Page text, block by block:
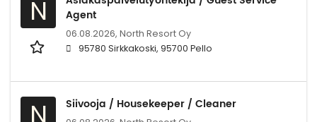
N
Agent
06.08.2026, North Resort Oy
95780 Sirkkakoski, 95700 Pello
N Siivooja / Housekeeper / Cleaner